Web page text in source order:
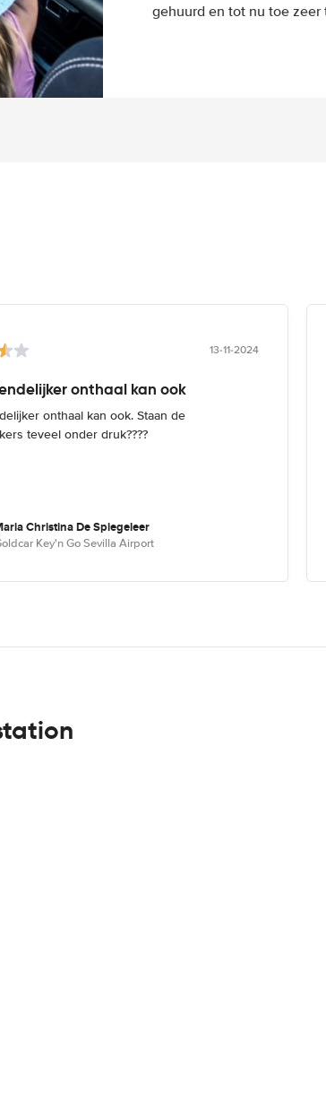
gehuurd en tot nu toe zeer
13-11-2024
onthaal kan ook
onthaal kan ook. Staan de
teveel onder druk????
Christina De Spiegeleer
Key'n Go Sevilla Airport